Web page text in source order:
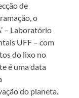
de
o
– Laboratório
UFF – com
do lixo no
é uma data
do planeta.